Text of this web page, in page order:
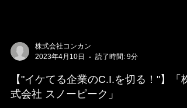
2023年4月10日
読了時間: 9分
【"イケてる企業のC.I.を切る！"】「株